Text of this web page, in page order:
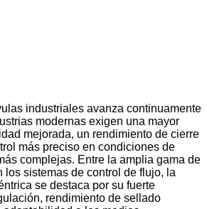
industriales avanza continuamente
modernas exigen una mayor
mejorada, un rendimiento de cierre
más preciso en condiciones de
complejas. Entre la amplia gama de
los sistemas de control de flujo, la
se destaca por su fuerte
rendimiento de sellado